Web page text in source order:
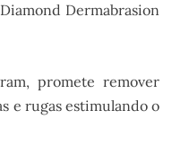
Dermabrasion
promete remover
e rugas estimulando o